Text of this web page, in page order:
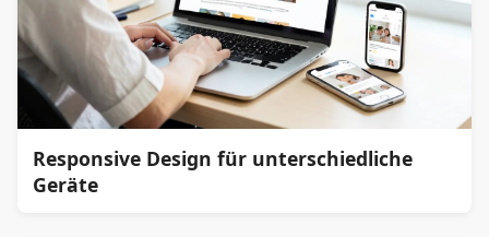
Responsive Design für unterschiedliche
Geräte